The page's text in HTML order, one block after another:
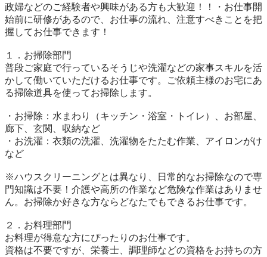
政婦などのご経験者や興味がある方も大歓迎！！・お仕事開
始前に研修があるので、お仕事の流れ、注意すべきことを把
握してお仕事できます！
１．お掃除部門
普段ご家庭で行っているそうじや洗濯などの家事スキルを活
かして働いていただけるお仕事です。ご依頼主様のお宅にあ
る掃除道具を使ってお掃除します。
・お掃除：水まわり（キッチン・浴室・トイレ）、お部屋、
廊下、玄関、収納など
・お洗濯：衣類の洗濯、洗濯物をたたむ作業、アイロンがけ
など
※ハウスクリーニングとは異なり、日常的なお掃除なので専
門知識は不要！介護や高所の作業など危険な作業はありませ
ん。お掃除か好きな方ならどなたでもできるお仕事です。
２．お料理部門
お料理が得意な方にぴったりのお仕事です。
資格は不要ですが、栄養士、調理師などの資格をお持ちの方